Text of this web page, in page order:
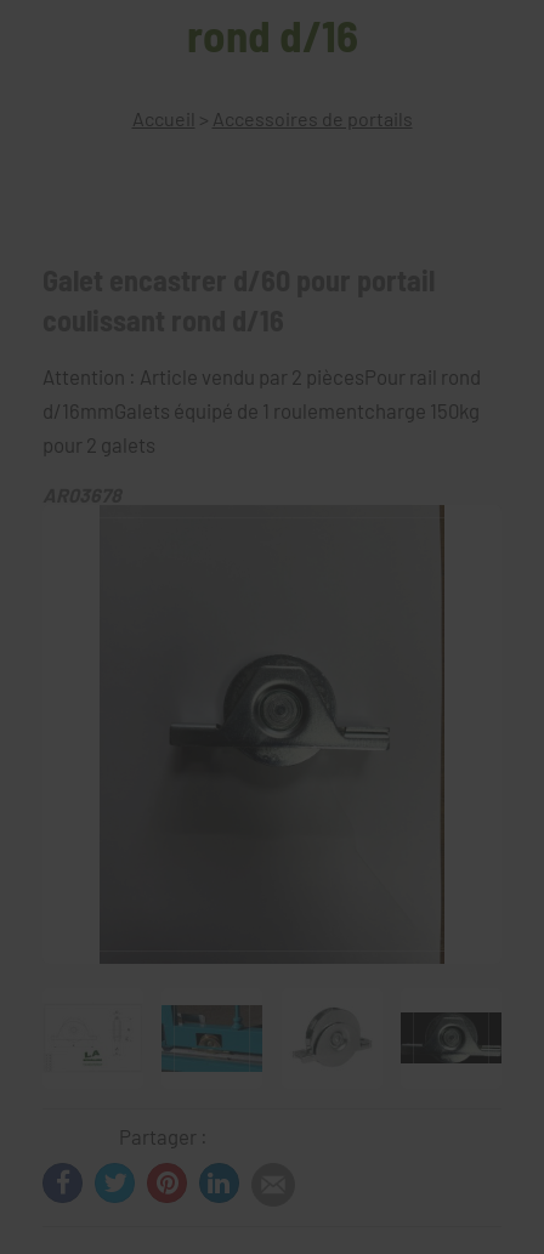
rond d/16
Accueil > Accessoires de portails
Attention : Article vendu par 2 piècesPour rail rond
d/16mmGalets équipé de 1 roulementcharge 150kg
pour 2 galets
Partager :